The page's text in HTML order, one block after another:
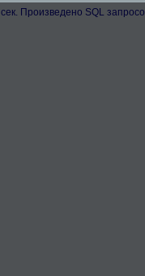
сек. Произведено SQL